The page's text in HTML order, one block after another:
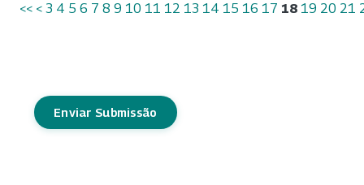
<< < 3 4 5 6 7 8 9 10 11 12 13 14 15 16 17 18 19 20 21
Enviar Submissão